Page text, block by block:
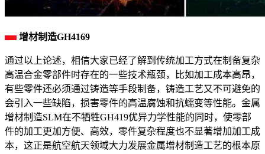
增材制造GH4169
通过以上论述，相信大家已经了解到传统加工方式在制备复杂
高温合金零部件时存在的一些技术瓶颈，比如加工成本高昂，
有些零件还必须通过铸造等手段制备，铸造工艺又不可避免的
会引入一些缺陷，损害零件的高温腐蚀和抗蠕变等性能。金属
增材制造SLM在不牺牲GH419优异力学性能的同时，使零部
件的加工更加方便、高效，零件复杂程度也不显著增加加工成
本，这正是航空航天领域大力发展金属增材制造工艺的根本原